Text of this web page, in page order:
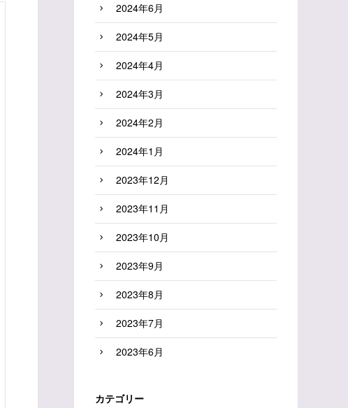
2024年6月
2024年5月
2024年4月
2024年3月
2024年2月
2024年1月
2023年12月
2023年11月
2023年10月
2023年9月
2023年8月
2023年7月
2023年6月
カテゴリー